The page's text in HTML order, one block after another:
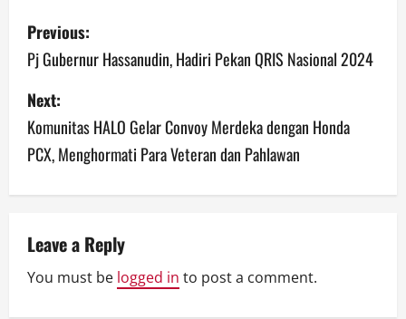
P
o
s
t
n
v
i
Previous:
Pj Gubernur Hassanudin, Hadiri Pekan QRIS Nasional 2024
Next:
Komunitas HALO Gelar Convoy Merdeka dengan Honda
PCX, Menghormati Para Veteran dan Pahlawan
Leave a Reply
You must be logged in to post a comment.